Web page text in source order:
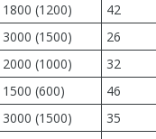
1800 (1200) 42
3000 (1500)
26
2000 (1000)
32
1500 (600) 46
3000 (1500)
35